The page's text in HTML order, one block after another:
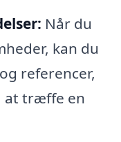
Når du
kan du
referencer,
at træffe en